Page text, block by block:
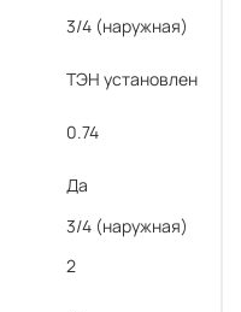
3/4 (наружная)
ТЭН установлен
0.74
Да
3/4 (наружная)
2